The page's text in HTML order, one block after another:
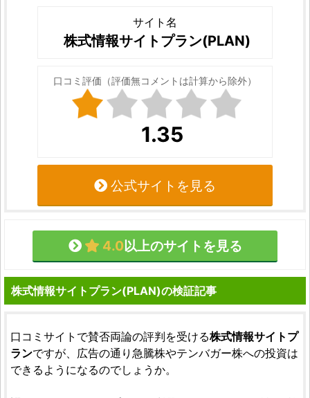
サイト名
株式情報サイトプラン(PLAN)
口コミ評価（評価無コメントは計算から除外）
1.35
公式サイトを見る
4.0以上のサイトを見る
株式情報サイトプラン(PLAN)の検証記事
口コミサイトで賛否両論の評判を受ける株式情報サイトプ
ランですが、広告の通り急騰株やテンバガー株への投資は
できるようになるのでしょうか。